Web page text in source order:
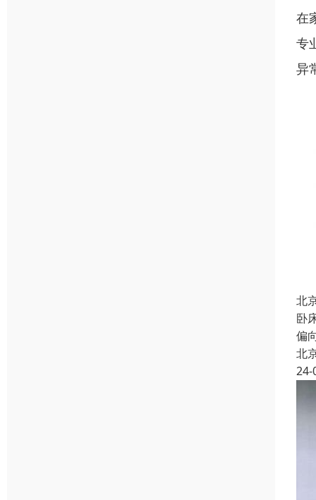
在
专
异
北
卧
偏
北
24-